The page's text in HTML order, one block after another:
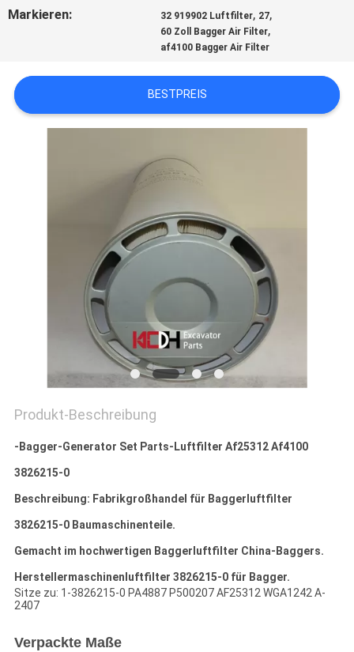
Markieren: 32 919902 Luftfilter, 27,
60 Zoll Bagger Air Filter,
af4100 Bagger Air Filter
BESTPREIS
Produkt-Beschreibung
-Bagger-Generator Set Parts-Luftfilter Af25312 Af4100
3826215-0
Beschreibung: Fabrikgroßhandel für Baggerluftfilter
3826215-0 Baumaschinenteile.
Gemacht im hochwertigen Baggerluftfilter China-Baggers.
Herstellermaschinenluftfilter 3826215-0 für Bagger.
Sitze zu: 1-3826215-0 PA4887 P500207 AF25312 WGA1242 A-
2407
Verpackte Maße